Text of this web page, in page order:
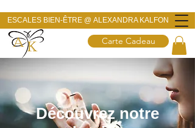
ESCALES BIEN-ÊTRE @ ALEXANDRA KALFON
Carte Cadeau
​Découvrez notre